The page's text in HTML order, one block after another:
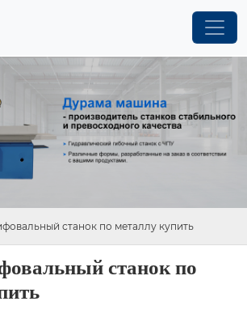
станок по металлу купить
станок по